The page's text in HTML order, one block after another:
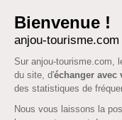
Bienvenue !
anjou-
Sur anjou-tourisme.com,
du site, d'échanger avec
des statistiques de
Nous vous laissons la
Mentions